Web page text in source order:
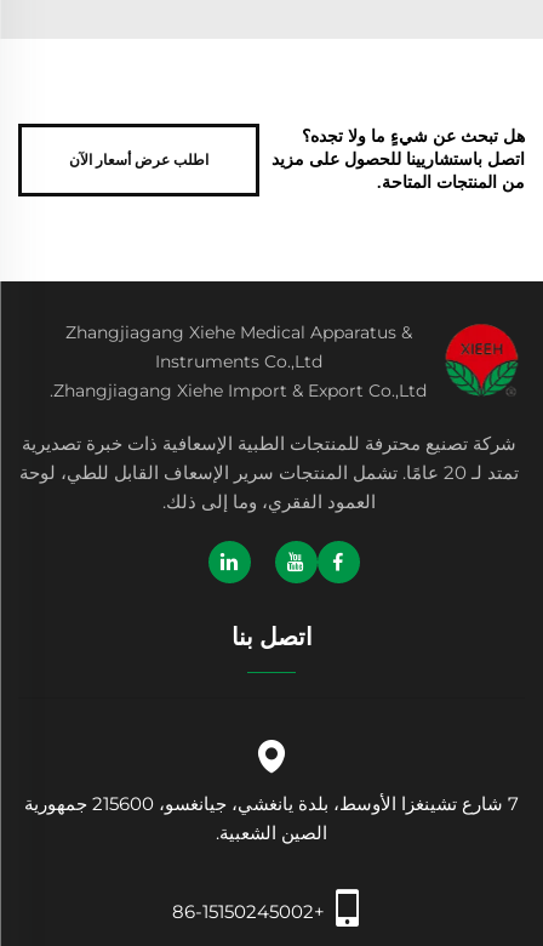
هل تبحث عن شيءٍ ما ولا تجده؟
اتصل باستشاريينا للحصول على مزيد
من المنتجات المتاحة.
اطلب عرض أسعار الآن
Zhangjiagang Xiehe Medical Apparatus &
Instruments Co.,Ltd
Zhangjiagang Xiehe Import & Export Co.,Ltd.
شركة تصنيع محترفة للمنتجات الطبية الإسعافية ذات خبرة تصديرية
تمتد لـ 20 عامًا. تشمل المنتجات سرير الإسعاف القابل للطي، لوحة
العمود الفقري، وما إلى ذلك.
اتصل بنا
7 شارع تشينغزا الأوسط، بلدة يانغشي، جيانغسو، 215600 جمهورية
الصين الشعبية.
+86-15150245002